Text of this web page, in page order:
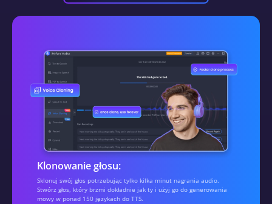
Klonowanie głosu:
Sklonuj swój głos potrzebując tylko kilka minut nagrania audio.
Stwórz głos, który brzmi dokładnie jak ty i użyj go do generowania
mowy w ponad 150 językach do TTS.